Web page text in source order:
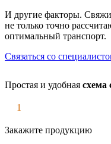
И другие факторы.
не только точно
оптимальный транспорт.
Связаться со
Простая и удобная схема
1
Закажите продукцию